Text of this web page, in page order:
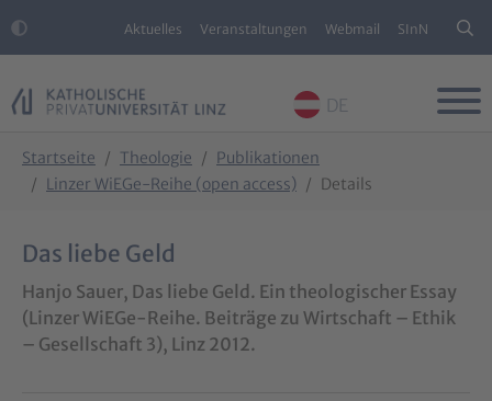
Aktuelles Veranstaltungen Webmail SInN
DE
Startseite Theologie
Publikationen
Linzer WiEGe-Reihe (open access)
Details
Das liebe Geld
Hanjo Sauer, Das liebe Geld. Ein theologischer Essay
(Linzer WiEGe-Reihe. Beiträge zu Wirtschaft – Ethik
– Gesellschaft 3), Linz 2012.